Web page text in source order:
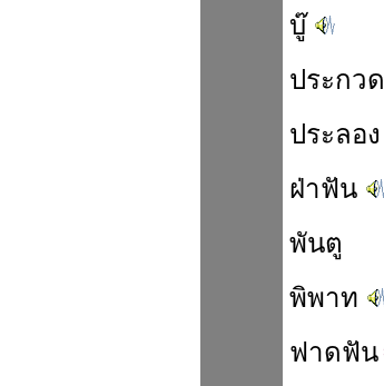
บู๊
ประกวด
ประลอง
ฝ่าฟัน
พันตู
พิพาท
ฟาดฟัน